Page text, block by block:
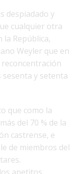
despiadado y
cualquier otra
República,
Weyler que en
y setenta
que como la
del 70 % de la
castrense, e
de miembros del